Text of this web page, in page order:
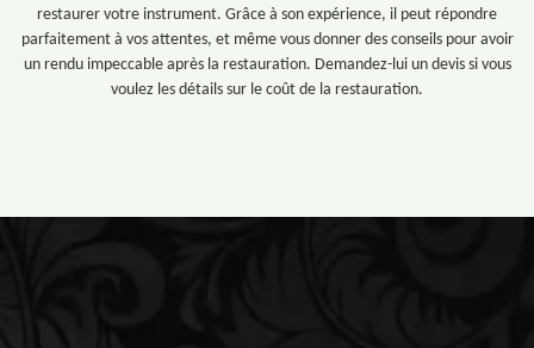
restaurer votre instrument. Grâce à son expérience, il peut répondre
parfaitement à vos attentes, et même vous donner des conseils pour avoir
un rendu impeccable après la restauration. Demandez-lui un devis si vous
voulez les détails sur le coût de la restauration.